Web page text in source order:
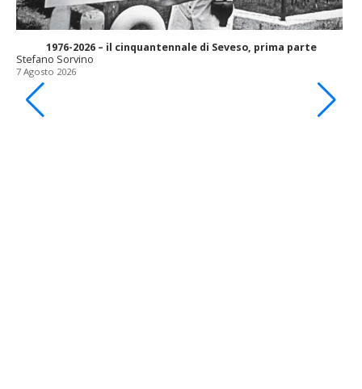
1976-2026 – il cinquantennale di Seveso, prima parte
Stefano Sorvino
7 Agosto 2026